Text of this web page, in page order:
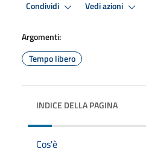
Condividi Vedi azioni
Argomenti:
Tempo libero
INDICE DELLA PAGINA
Cos'è